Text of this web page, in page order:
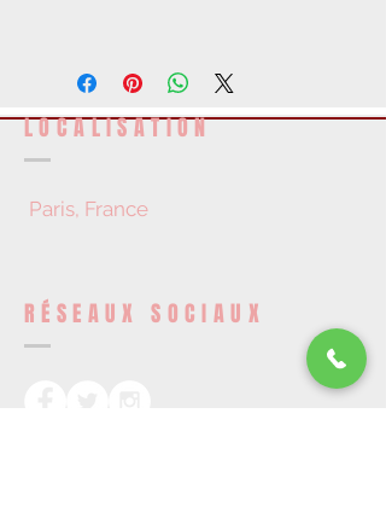
LOCALISATION
Paris, France
RÉSEAUX SOCIAUX